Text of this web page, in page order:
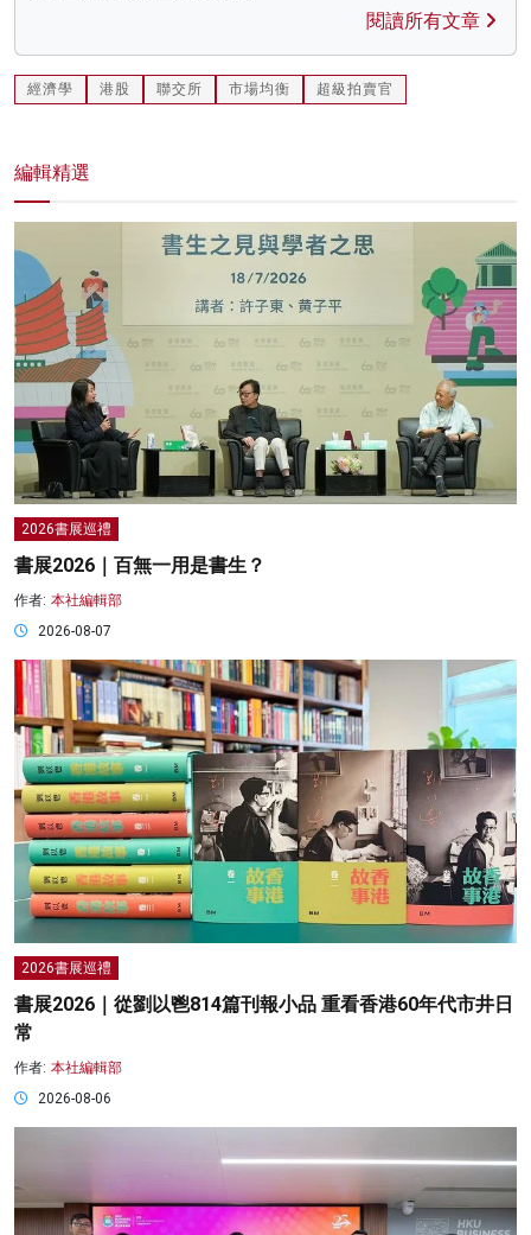
閱讀所有文章
經濟學 港股 聯交所 市場均衡 超級拍賣官
編輯精選
2026書展巡禮
書展2026｜百無一用是書生？
作者: 本社編輯部
2026-08-07
2026書展巡禮
書展2026｜從劉以鬯814篇刊報小品 重看香港60年代市井日
常
作者: 本社編輯部
2026-08-06